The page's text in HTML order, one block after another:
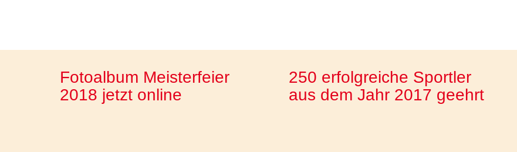
Fotoalbum Meisterfeier
2018 jetzt online
250 erfolgreiche Sportler
aus dem Jahr 2017 geehrt